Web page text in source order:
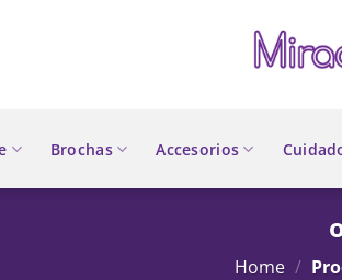
Brochas Accesorios
Home /